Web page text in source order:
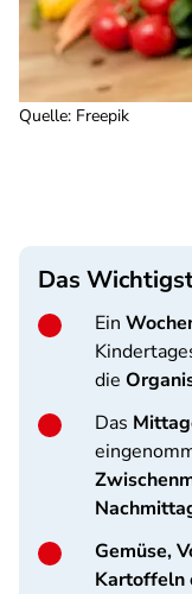
Quelle: Freepik
Das
Ein
die
Das
Gemüse,
Kartoffeln